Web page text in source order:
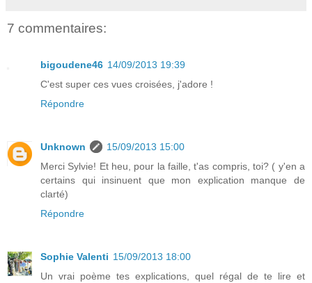
7 commentaires:
bigoudene46 14/09/2013 19:39
C'est super ces vues croisées, j'adore !
Répondre
Unknown
15/09/2013 15:00
Merci Sylvie! Et heu, pour la faille, t'as compris, toi? ( y'en a
certains qui insinuent que mon explication manque de
clarté)
Répondre
Sophie Valenti 15/09/2013 18:00
Un vrai poème tes explications, quel régal de te lire et